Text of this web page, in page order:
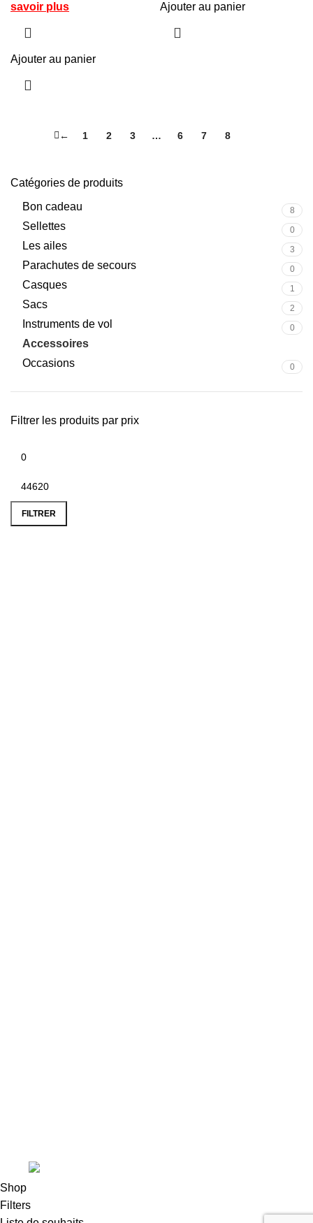
Catégories de produits
Bon cadeau
8
Sellettes 0
Les ailes 3
Parachutes de secours 0
Casques 1
Sacs 2
Instruments de vol 0
Accessoires
Occasions 0
Filtrer les produits par prix
FILTRER
savoir plus
Ajouter au panier
Ajouter au panier
← 1 2 3 … 6 7 8
Shop
Filters